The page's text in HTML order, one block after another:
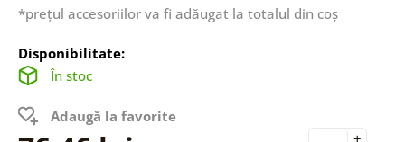
*prețul accesoriilor va fi adăugat la totalul din coș
Disponibilitate:
În stoc
Adaugă la favorite
+